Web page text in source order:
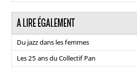
A LIRE ÉGALEMENT
Du jazz dans les femmes
Les 25 ans du Collectif Pan